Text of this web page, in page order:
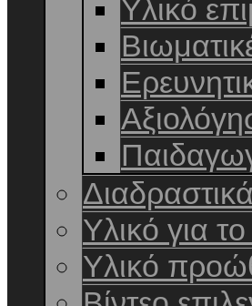
Υλικό
Yλικό για
Υλικό